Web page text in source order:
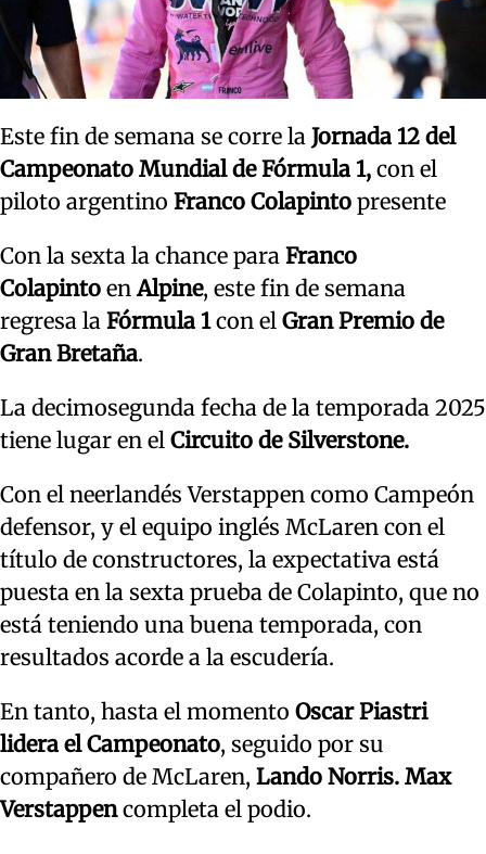
Este fin de semana se corre la Jornada 12 del
Campeonato Mundial de Fórmula 1, con el
piloto argentino Franco Colapinto presente
Con la sexta la chance para Franco
Colapinto enAlpine, este fin de semana
regresa la Fórmula 1con el Gran Premio de
Gran Bretaña.
La decimosegunda fecha de la temporada 2025
tiene lugar en el Circuito de Silverstone.
Con el neerlandés Verstappen como Campeón
defensor, y el equipo inglés McLaren con el
título de constructores, la expectativa está
puesta en la sexta prueba de Colapinto, que no
está teniendo una buena temporada, con
resultados acorde a la escudería.
En tanto, hasta el momento Oscar Piastri
lidera el Campeonato, seguido por su
compañero de McLaren, Lando Norris. Max
Verstappencompleta el podio.